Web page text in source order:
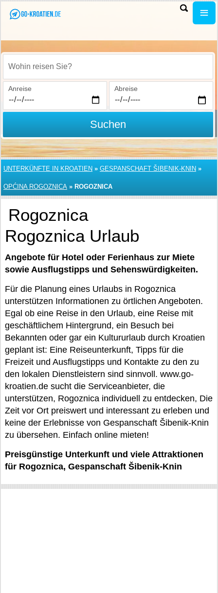
Wohin reisen Sie?
Anreise Abreise
Suchen
UNTERKÜNFTE IN KROATIEN » GESPANSCHAFT ŠIBENIK-KNIN »
OPĆINA ROGOZNICA » ROGOZNICA
Rogoznica
Rogoznica Urlaub
Angebote für Hotel oder Ferienhaus zur Miete
sowie Ausflugstipps und Sehenswürdigkeiten.
Für die Planung eines Urlaubs in Rogoznica
unterstützen Informationen zu örtlichen Angeboten.
Egal ob eine Reise in den Urlaub, eine Reise mit
geschäftlichem Hintergrund, ein Besuch bei
Bekannten oder gar ein Kultururlaub durch Kroatien
geplant ist: Eine Reiseunterkunft, Tipps für die
Freizeit und Ausflugstipps und Kontakte zu den zu
den lokalen Dienstleistern sind sinnvoll. www.go-
kroatien.de sucht die Serviceanbieter, die
unterstützen, Rogoznica individuell zu entdecken, Die
Zeit vor Ort preiswert und interessant zu erleben und
keine der Erlebnisse von Gespanschaft Šibenik-Knin
zu übersehen. Einfach online mieten!
Preisgünstige Unterkunft und viele Attraktionen
für Rogoznica, Gespanschaft Šibenik-Knin